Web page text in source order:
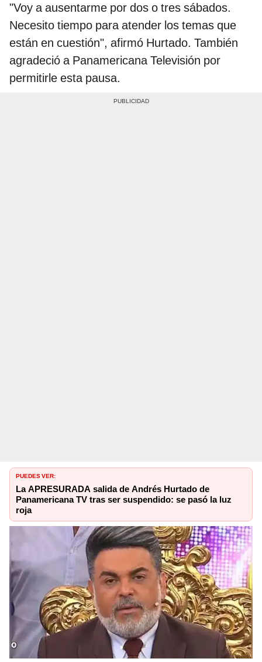
"Voy a ausentarme por dos o tres sábados.
Necesito tiempo para atender los temas que
están en cuestión", afirmó Hurtado. También
agradeció a Panamericana Televisión por
permitirle esta pausa.
PUEDES VER:
La APRESURADA salida de Andrés Hurtado de
Panamericana TV tras ser suspendido: se pasó la luz
roja